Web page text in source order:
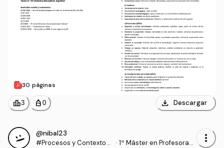
30 páginas
leaderboard3 personal_bag 0 download Descargar
@nibal23
#Procesos y Contextos
· 1º Máster en Profesorad
more_vert